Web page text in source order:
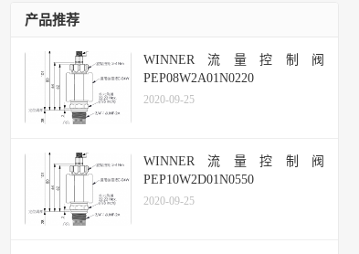
产品推荐
WINNER流量控制阀
PEP08W2A01N0220
2020-09-25
WINNER流量控制阀
PEP10W2D01N0550
2020-09-25